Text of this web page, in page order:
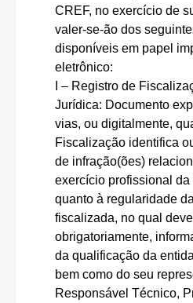
CREF, no exercício de
valer-se-ão dos
disponíveis em papel
eletrônico:
I – Registro de
Jurídica: Documento
vias, ou digitalmente,
Fiscalização identifica
de infração(ões)
exercício profissional
quanto à regularidade
fiscalizada, no qual
obrigatoriamente,
da qualificação da
bem como do seu
Responsável Técnico,